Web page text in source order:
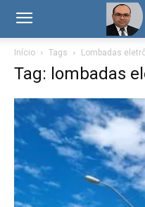
Início Tags Lombadas
Tag: lombadas